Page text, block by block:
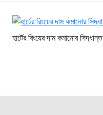
হার্টের রিংয়ের দাম কমানোর সিদ্ধান্ত